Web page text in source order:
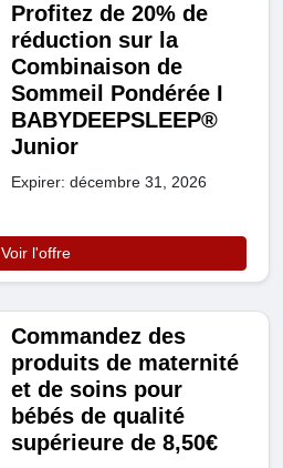
Profitez de 20% de
réduction sur la
Combinaison de
Sommeil Pondérée I
BABYDEEPSLEEP®
Junior
Expirer: décembre 31, 2026
Voir l'offre
Commandez des
produits de maternité
et de soins pour
bébés de qualité
supérieure de 8,50€